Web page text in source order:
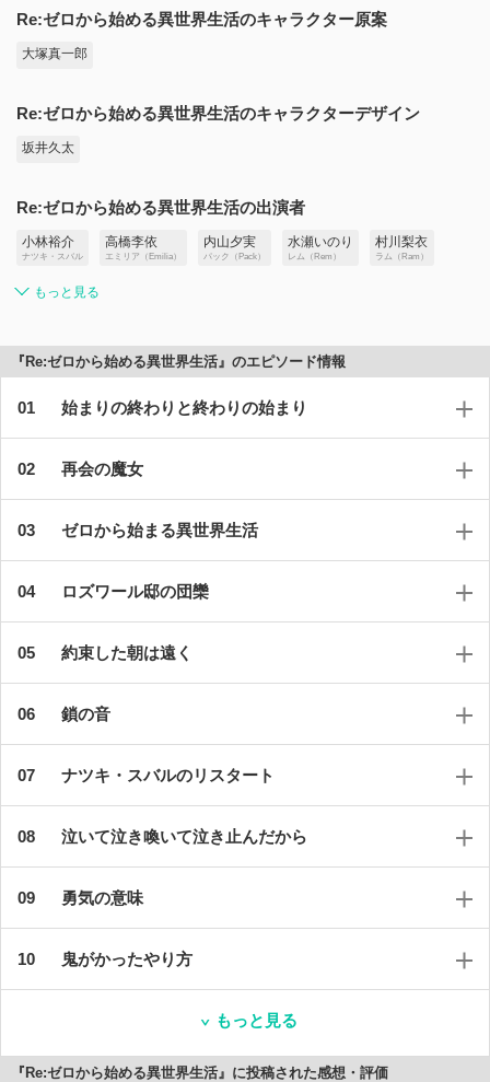
Re:ゼロから始める異世界生活のキャラクター原案
大塚真一郎
Re:ゼロから始める異世界生活のキャラクターデザイン
坂井久太
Re:ゼロから始める異世界生活の出演者
小林裕介
ナツキ・スバル
高橋李依
エミリア（Emilia）
内山夕実
パック（Pack）
水瀬いのり
レム（Rem）
村川梨衣
ラム（Ram）
もっと見る
『Re:ゼロから始める異世界生活』のエピソード情報
始まりの終わりと終わりの始まり
再会の魔女
ゼロから始まる異世界生活
ロズワール邸の団欒
約束した朝は遠く
鎖の音
ナツキ・スバルのリスタート
泣いて泣き喚いて泣き止んだから
勇気の意味
鬼がかったやり方
もっと見る
『Re:ゼロから始める異世界生活』に投稿された感想・評価